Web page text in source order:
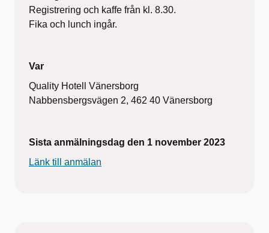
Registrering och kaffe från kl. 8.30.
Fika och lunch ingår.
Var
Quality Hotell Vänersborg
Nabbensbergsvägen 2, 462 40 Vänersborg
Sista anmälningsdag den 1 november 2023
Länk till anmälan